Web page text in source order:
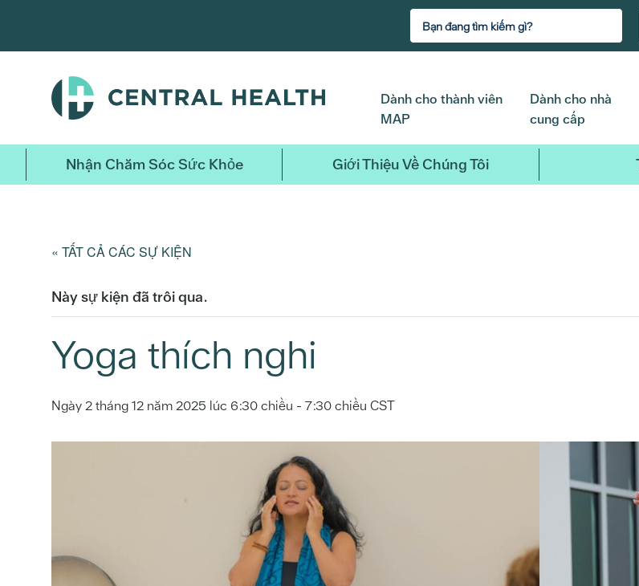
nội
chính
Dành cho thành viên
MAP
Dành cho nhà
cung cấp
Nhận Chăm Sóc Sức Khỏe Giới Thiệu Về Chúng Tôi
« TẤT CẢ CÁC SỰ KIỆN
Này sự kiện đã trôi qua.
Yoga thích nghi
Ngày 2 tháng 12 năm 2025 lúc 6:30 chiều - 7:30 chiều CST